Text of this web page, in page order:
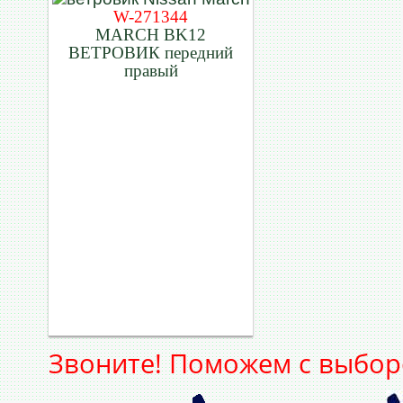
W-271344
MARCH BK12
ВЕТРОВИК передний
правый
Звоните! Поможем с